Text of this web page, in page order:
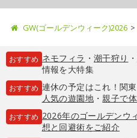
GW(ゴールデンウィーク)2026
おすすめ ネモフィラ ・ 潮干狩り ・
情報を大特集
おすすめ 連休の予定はこれ！関
人気の遊園地・親子で
おすすめ 2026年のゴールデンウ
想と回避術をご紹介